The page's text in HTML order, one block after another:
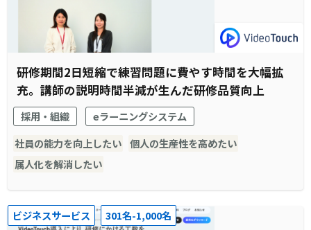
研修期間2日短縮で練習問題に費やす時間を大幅拡
充。講師の説明時間半減が生んだ研修品質向上
採用・組織
eラーニングシステム
社員の能力を向上したい 個人の生産性を高めたい
属人化を解消したい
ビジネスサービス 301名-1,000名